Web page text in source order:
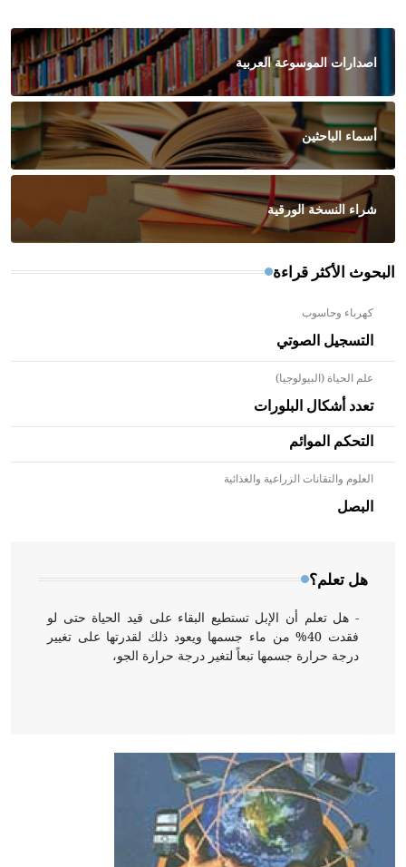
اصدارات الموسوعة العربية
أسماء الباحثين
شراء النسخة الورقية
البحوث الأكثر قراءة
كهرباء وحاسوب
التسجيل الصوتي
علم الحياة (البيولوجيا)
تعدد أشكال البلورات
التحكم الموائم
العلوم والتقانات الزراعية والغذائية
البصل
هل تعلم؟
- هل تعلم أن الأبلق نوع من الفنون الهندسية التي ارتبطت
بالعمارة الإسلامية في بلاد الشام ومصر خاصة، حيث يحرص
المعمار على بناء مداميكه وخاصة في الواجهات
- هل تعلم أن الإبل تستطيع البقاء على قيد الحياة حتى لو
فقدت 40% من ماء جسمها ويعود ذلك لقدرتها على تغيير
درجة حرارة جسمها تبعاً لتغير درجة حرارة الجو،
- هل تعلم أن أبقراط كتب في الطب أربعة مؤلفات هي:
الحكم، الأدلة، تنظيم التغذية، ورسالته في جروح الرأس.
ويعود له الفضل بأنه حرر الطب من الدين والفلسفة.